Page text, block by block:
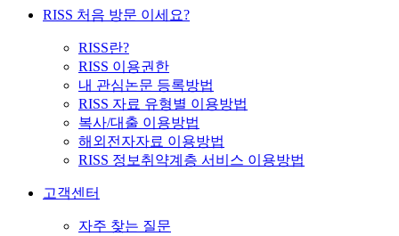
RISS 처음 방문 이세요?
RISS란?
RISS 이용권한
내 관심논문 등록방법
RISS 자료 유형별 이용방법
복사/대출 이용방법
해외전자자료 이용방법
RISS 정보취약계층 서비스 이용방법
고객센터
자주 찾는 질문